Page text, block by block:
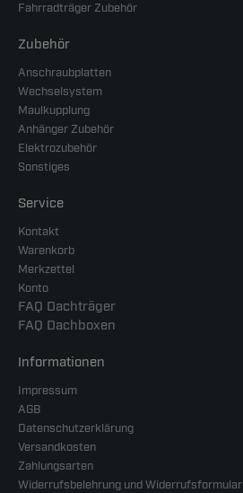
Fahrradträger Zubehör
Zubehör
Anschraubplatten
Wechselsystem
Maulkupplung
Anhänger Zubehör
Elektrozubehör
Sonstiges
Service
Kontakt
Warenkorb
Merkzettel
Konto
FAQ Dachträger
FAQ Dachboxen
Informationen
Impressum
AGB
Datenschutzerklärung
Versandkosten
Zahlungsarten
Widerrufsbelehrung und Widerrufsformular